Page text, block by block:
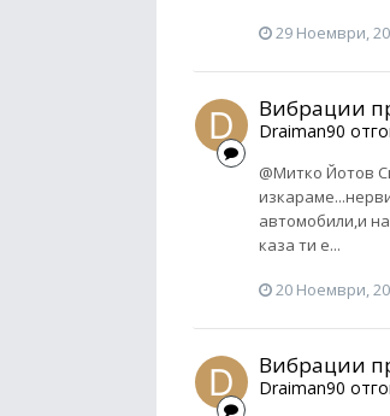
29 Ноември,
Вибрации
Draiman90
@Митко Йотов
автомобили,и
каза ти е...
20 Ноември,
Вибрации
Draiman90